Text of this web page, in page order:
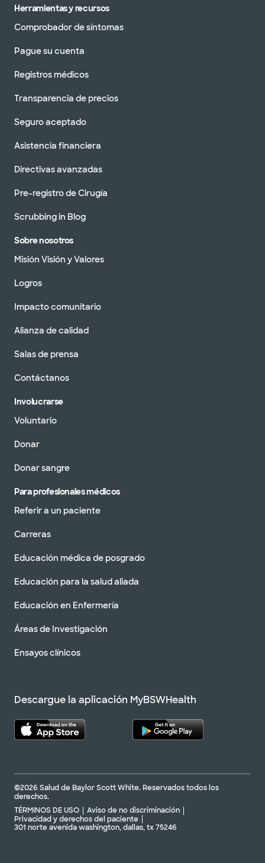
Herramientas y recursos
Comprobador de síntomas
Pague su cuenta
Registros médicos
Transparencia de precios
Seguro aceptado
Asistencia financiera
Directivas avanzadas
Pre-registro de Cirugía
Scrubbing in Blog
Sobre nosotros
Misión Visión y Valores
Logros
Impacto comunitario
Alianza de calidad
Salas de prensa
Contáctanos
Involucrarse
Voluntario
Donar
Donar sangre
Para profesionales médicos
Referir a un paciente
Carreras
Educación médica de posgrado
Educación para la salud aliada
Educación en Enfermería
Áreas de Investigación
Ensayos clínicos
Descargue la aplicación MyBSWHealth
©2026 Salud de Baylor Scott White. Reservados todos los
derechos.
TÉRMINOS DE USO
Aviso de no discriminación
Privacidad y derechos del paciente
301 norte avenida washington, dallas, tx 75246